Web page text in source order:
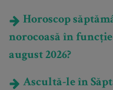
Horoscop
norocoasă în funcție
august 2026?
Ascultă-le în